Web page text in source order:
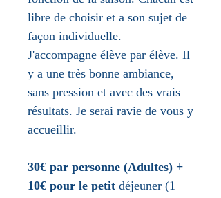
libre de choisir et a son sujet de
façon individuelle.
J'accompagne élève par élève. Il
y a une très bonne ambiance,
sans pression et avec des vrais
résultats. Je serai ravie de vous y
accueillir.
30€ par personne (Adultes) +
10€ pour le petit déjeuner (1